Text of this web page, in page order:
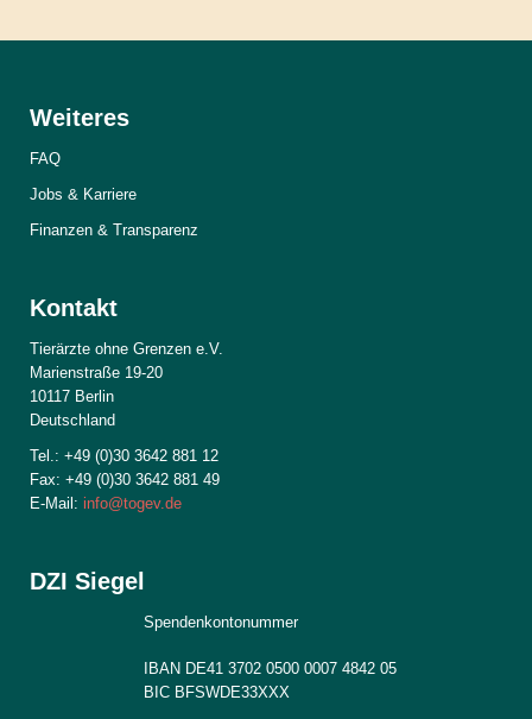
Weiteres
FAQ
Jobs & Karriere
Finanzen & Transparenz
Kontakt
Tierärzte ohne Grenzen e.V.
Marienstraße 19-20
10117 Berlin
Deutschland
Tel.: +49 (0)30 3642 881 12
Fax: +49 (0)30 3642 881 49
E-Mail: info@togev.de
DZI Siegel
Spendenkontonummer
IBAN DE41 3702 0500 0007 4842 05
BIC BFSWDE33XXX